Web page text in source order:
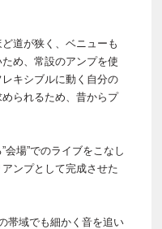
道が狭く、ベニューも
め、常設のアンプを使
キシブルに動く自分の
られるため、昔からプ
場”でのライブをこなし
ンプとして完成させた
帯域でも細かく音を追い